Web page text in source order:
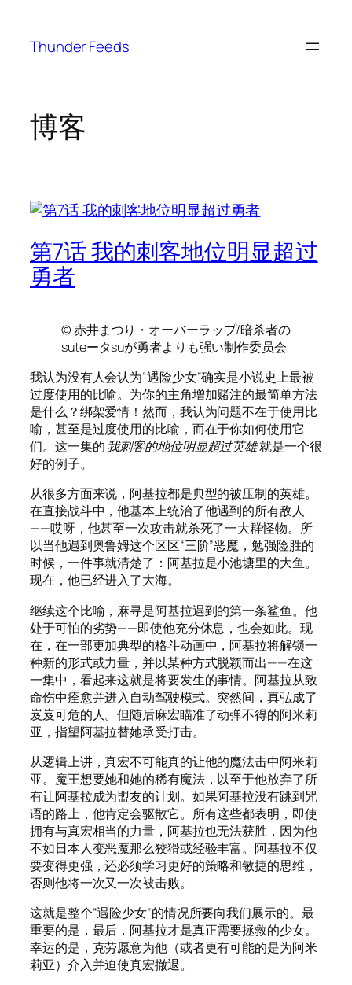
Thunder Feeds
博客
第7话 我的刺客地位明显超过
勇者
© 赤井まつり・オーバーラップ/暗杀者の
suteータsuが勇者よりも强い制作委员会
我认为没有人会认为“遇险少女”确实是小说史上最被
过度使用的比喻。为你的主角增加赌注的最简单方法
是什么？绑架爱情！然而，我认为问题不在于使用比
喻，甚至是过度使用的比喻，而在于你如何使用它
们。这一集的我刺客的地位明显超过英雄就是一个很
好的例子。
从很多方面来说，阿基拉都是典型的被压制的英雄。
在直接战斗中，他基本上统治了他遇到的所有敌人
——哎呀，他甚至一次攻击就杀死了一大群怪物。所
以当他遇到奥鲁姆这个区区“三阶”恶魔，勉强险胜的
时候，一件事就清楚了：阿基拉是小池塘里的大鱼。
现在，他已经进入了大海。
继续这个比喻，麻寻是阿基拉遇到的第一条鲨鱼。他
处于可怕的劣势——即使他充分休息，也会如此。现
在，在一部更加典型的格斗动画中，阿基拉将解锁一
种新的形式或力量，并以某种方式脱颖而出——在这
一集中，看起来这就是将要发生的事情。阿基拉从致
命伤中痊愈并进入自动驾驶模式。突然间，真弘成了
岌岌可危的人。但随后麻宏瞄准了动弹不得的阿米莉
亚，指望阿基拉替她承受打击。
从逻辑上讲，真宏不可能真的让他的魔法击中阿米莉
亚。魔王想要她和她的稀有魔法，以至于他放弃了所
有让阿基拉成为盟友的计划。如果阿基拉没有跳到咒
语的路上，他肯定会驱散它。所有这些都表明，即使
拥有与真宏相当的力量，阿基拉也无法获胜，因为他
不如日本人变恶魔那么狡猾或经验丰富。阿基拉不仅
要变得更强，还必须学习更好的策略和敏捷的思维，
否则他将一次又一次被击败。
这就是整个“遇险少女”的情况所要向我们展示的。最
重要的是，最后，阿基拉才是真正需要拯救的少女。
幸运的是，克劳愿意为他（或者更有可能的是为阿米
莉亚）介入并迫使真宏撤退。